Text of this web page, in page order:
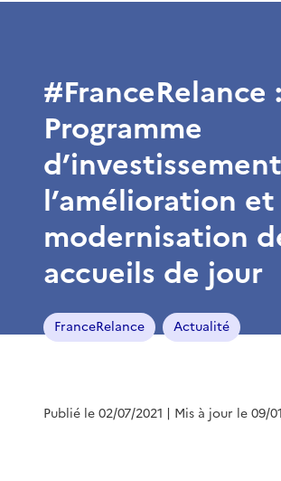
#FranceRelance :
Programme
l’amélioration
modernisation
accueils de jour
FranceRelance Actualité
Publié le 02/07/2021 | Mis à jour le 09/